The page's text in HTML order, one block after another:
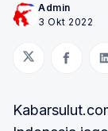
Admin
3 Okt 2022
Bagikan di